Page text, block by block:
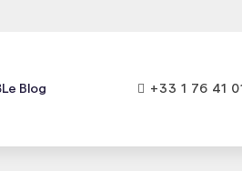
Le Blog  +33 1 76 41